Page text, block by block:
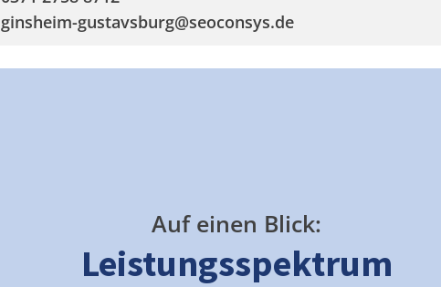
ginsheim-gustavsburg@seoconsys.de
Auf einen Blick:
Leistungsspektrum